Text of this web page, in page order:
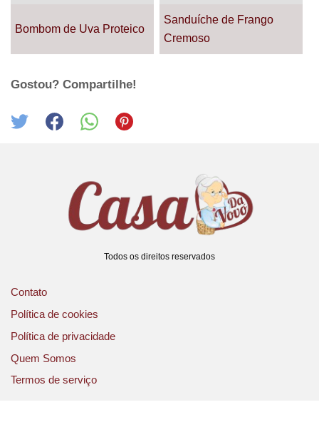
Bombom de Uva Proteico
Sanduíche de Frango
Cremoso
Gostou? Compartilhe!
Todos os direitos reservados
Contato
Política de cookies
Política de privacidade
Quem Somos
Termos de serviço